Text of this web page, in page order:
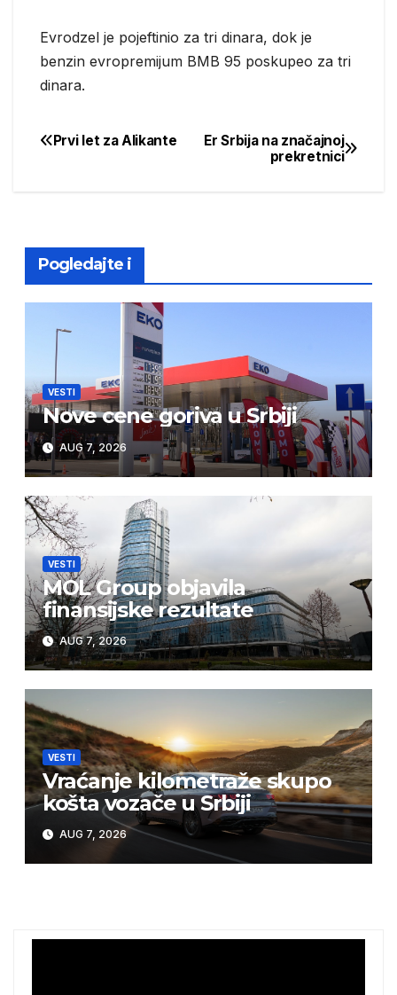
Evrodzel je pojeftinio za tri dinara, dok je
benzin evropremijum BMB 95 poskupeo za tri
dinara.
Post
Er Srbija na značajnoj
prekretnici
Prvi let za Alikante
Pogledajte i
VESTI
Nove cene goriva u Srbiji
AUG 7, 2026
VESTI
MOL Group objavila
finansijske rezultate
AUG 7, 2026
VESTI
Vraćanje kilometraže skupo
košta vozače u Srbiji
AUG 7, 2026